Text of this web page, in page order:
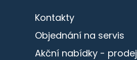
Kontakty
Objednání na servis
Akční nabídky - prodej